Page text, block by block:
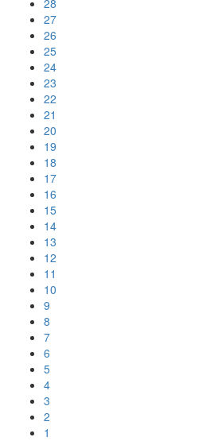
27
26
25
24
23
22
21
20
19
18
17
16
15
14
13
12
11
10
9
8
7
6
5
4
3
2
1